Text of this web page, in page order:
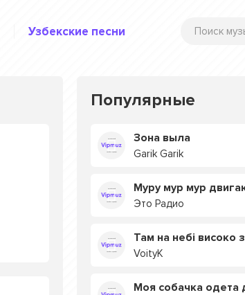
Узбекские песни
Популярные
Зона выла
Garik Garik
Это Радио
VoityK